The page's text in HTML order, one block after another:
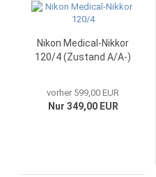
Nikon Medical-Nikkor
120/4 (Zustand A/A-)
vorher 599,00 EUR
Nur 349,00 EUR